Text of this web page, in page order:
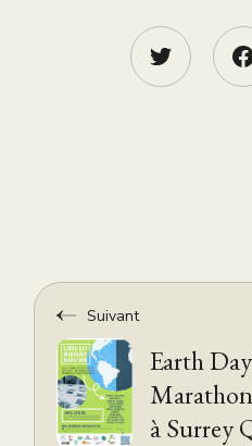
Suivant
Earth
à Surrey